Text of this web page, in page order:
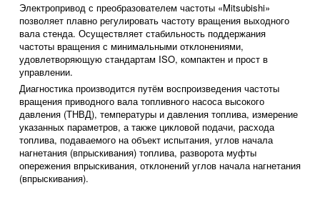
Электропривод с преобразователем частоты «Mitsubishi»
позволяет плавно регулировать частоту вращения выходного
вала стенда. Осуществляет стабильность поддержания
частоты вращения с минимальными отклонениями,
удовлетворяющую стандартам ISO, компактен и прост в
управлении.
Диагностика производится путём воспроизведения частоты
вращения приводного вала топливного насоса высокого
давления (ТНВД), температуры и давления топлива, измерение
указанных параметров, а также цикловой подачи, расхода
топлива, подаваемого на объект испытания, углов начала
нагнетания (впрыскивания) топлива, разворота муфты
опережения впрыскивания, отклонений углов начала нагнетания
(впрыскивания).